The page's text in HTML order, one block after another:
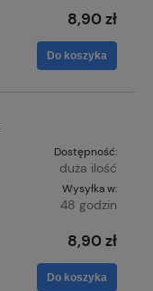
8,90 zł
Do koszyka
Dostępność:
duża ilość
Wysyłka w:
48 godzin
8,90 zł
Do koszyka